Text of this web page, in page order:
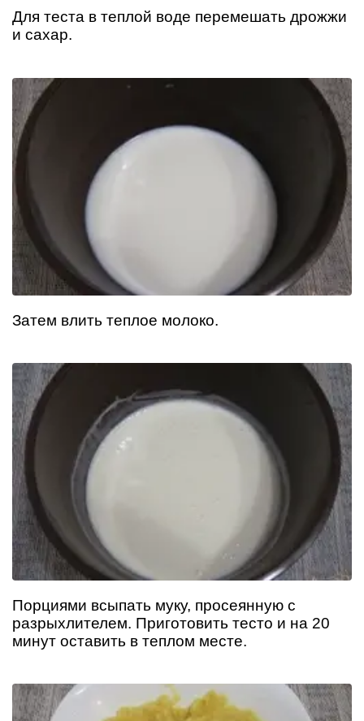
Для теста в теплой воде перемешать дрожжи
и сахар.
Затем влить теплое молоко.
Порциями всыпать муку, просеянную с
разрыхлителем. Приготовить тесто и на 20
минут оставить в теплом месте.